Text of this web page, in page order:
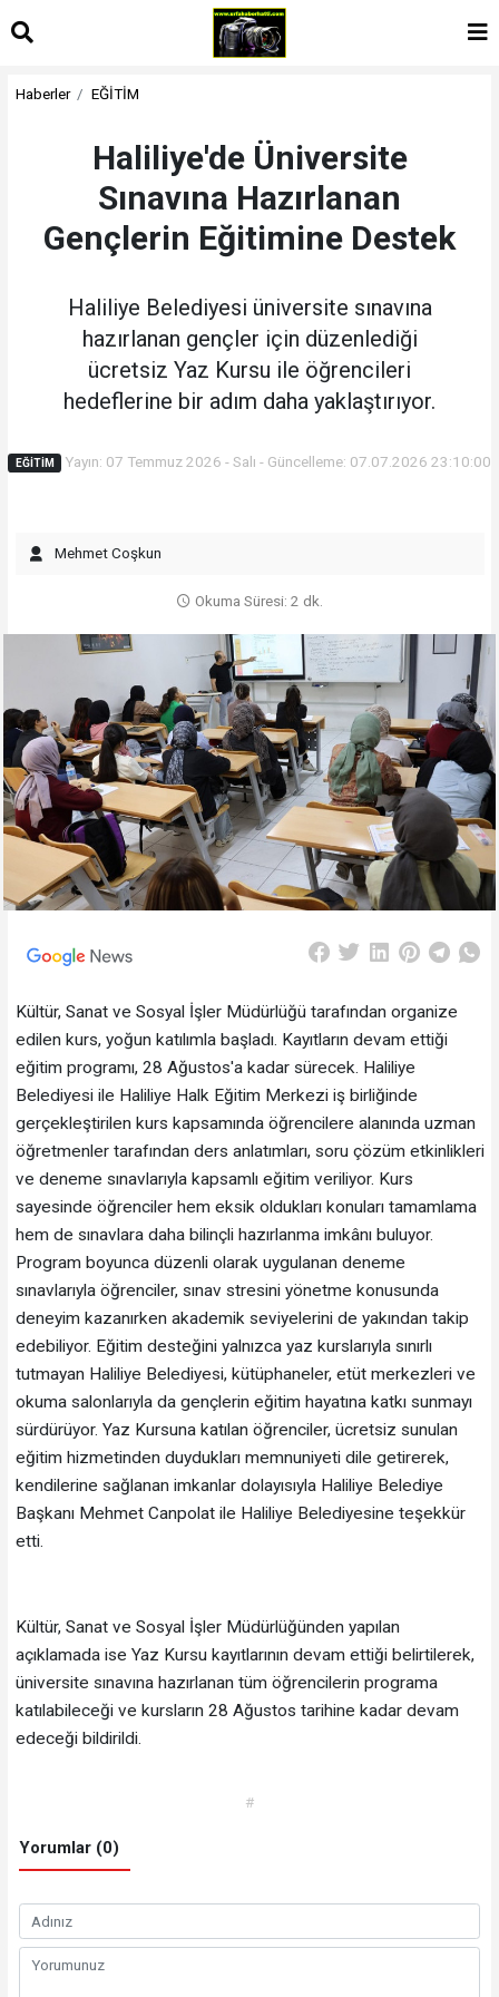
Haberler EĞİTİM
Haliliye'de Üniversite
Sınavına Hazırlanan
Gençlerin Eğitimine Destek
Haliliye Belediyesi üniversite sınavına
hazırlanan gençler için düzenlediği
ücretsiz Yaz Kursu ile öğrencileri
hedeflerine bir adım daha yaklaştırıyor.
EĞİTİM Yayın: 07 Temmuz 2026 - Salı - Güncelleme: 07.07.2026 23:10:00
Mehmet Coşkun
Okuma Süresi: 2 dk.
Kültür, Sanat ve Sosyal İşler Müdürlüğü tarafından organize
edilen kurs, yoğun katılımla başladı. Kayıtların devam ettiği
eğitim programı, 28 Ağustos'a kadar sürecek. Haliliye
Belediyesi ile Haliliye Halk Eğitim Merkezi iş birliğinde
gerçekleştirilen kurs kapsamında öğrencilere alanında uzman
öğretmenler tarafından ders anlatımları, soru çözüm etkinlikleri
ve deneme sınavlarıyla kapsamlı eğitim veriliyor. Kurs
sayesinde öğrenciler hem eksik oldukları konuları tamamlama
hem de sınavlara daha bilinçli hazırlanma imkânı buluyor.
Program boyunca düzenli olarak uygulanan deneme
sınavlarıyla öğrenciler, sınav stresini yönetme konusunda
deneyim kazanırken akademik seviyelerini de yakından takip
edebiliyor. Eğitim desteğini yalnızca yaz kurslarıyla sınırlı
tutmayan Haliliye Belediyesi, kütüphaneler, etüt merkezleri ve
okuma salonlarıyla da gençlerin eğitim hayatına katkı sunmayı
sürdürüyor. Yaz Kursuna katılan öğrenciler, ücretsiz sunulan
eğitim hizmetinden duydukları memnuniyeti dile getirerek,
kendilerine sağlanan imkanlar dolayısıyla Haliliye Belediye
Başkanı Mehmet Canpolat ile Haliliye Belediyesine teşekkür
etti.
Kültür, Sanat ve Sosyal İşler Müdürlüğünden yapılan
açıklamada ise Yaz Kursu kayıtlarının devam ettiği belirtilerek,
üniversite sınavına hazırlanan tüm öğrencilerin programa
katılabileceği ve kursların 28 Ağustos tarihine kadar devam
edeceği bildirildi.
#
Yorumlar (0)